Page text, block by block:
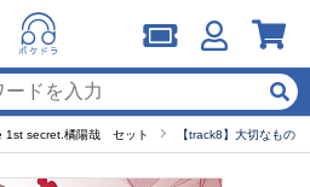
1st secret.橘陽哉 セット 【track8】大切なもの